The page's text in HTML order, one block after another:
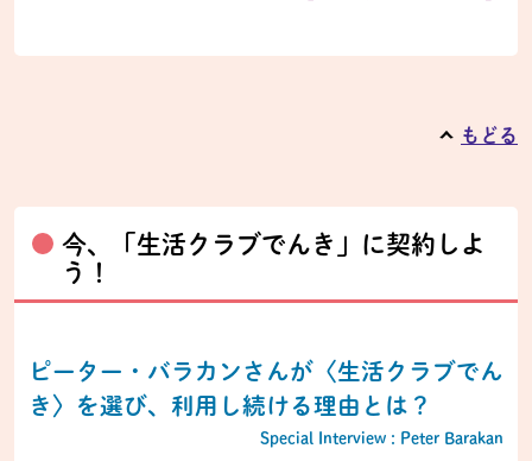
もどる
今、「生活クラブでんき」に契約しよ
う！
ピーター・バラカンさんが〈生活クラブでん
き〉を選び、利用し続ける理由とは？
Special Interview : Peter Barakan